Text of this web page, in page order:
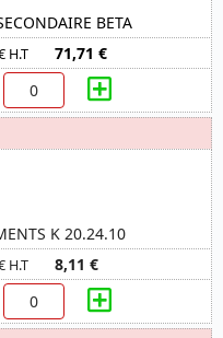
BETA
H.T 71,71 €
K 20.24.10
H.T 8,11 €